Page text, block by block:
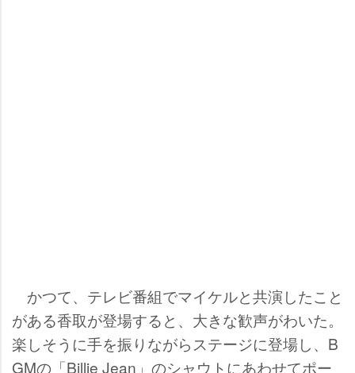
かつて、テレビ番組でマイケルと共演したこと
がある香取が登場すると、大きな歓声がわいた。
楽しそうに手を振りながらステージに登場し、B
GMの「Billie Jean」のシャウトにあわせてポー